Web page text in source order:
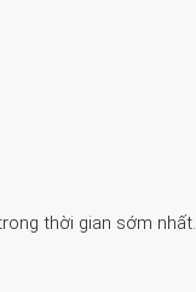
thời gian sớm nhất.